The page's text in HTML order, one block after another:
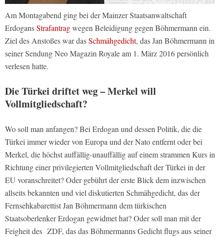
Am Montagabend ging bei der Mainzer Staatsanwaltschaft
ErdogansStrafantragwegen Beleidigung gegen Böhmermann ein.
Ziel des Anstoßes war dasSchmähgedicht, das Jan Böhmermann in
seiner Sendung Neo Magazin Royale am 1. März 2016 persönlich
verlesen hatte.
Die Türkei driftet weg – Merkel will
Vollmitgliedschaft?
Wo soll man anfangen? Bei Erdogan und dessen Politik, die die
Türkei immer wieder von Europa und der Nato entfernt oder bei
Merkel, die höchst auffällig-unauffällig auf einem strammen Kurs in
Richtung einer privilegierten Vollmitgliedschaft der Türkei in der
EU voranschreitet? Oder gebührt der erste Blick dem inzwischen
allseits bekannten und viel diskutierten Schmähgedicht, das der
Fernsehkabarettist Jan Böhmermann dem türkischen
Staatsoberlenker Erdogan gewidmet hat? Oder soll man mit der
Feigheit des ZDF, das das Böhmermanns Gedicht flugs aus seiner